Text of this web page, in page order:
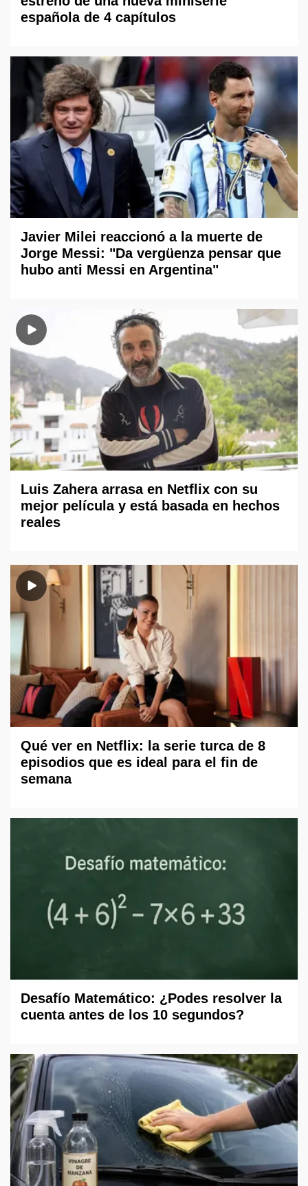
española de 4 capítulos
Javier Milei reaccionó a la muerte de
Jorge Messi: "Da vergüenza pensar que
hubo anti Messi en Argentina"
Luis Zahera arrasa en Netflix con su
mejor película y está basada en hechos
reales
Qué ver en Netflix: la serie turca de 8
episodios que es ideal para el fin de
semana
Desafío Matemático: ¿Podes resolver la
cuenta antes de los 10 segundos?